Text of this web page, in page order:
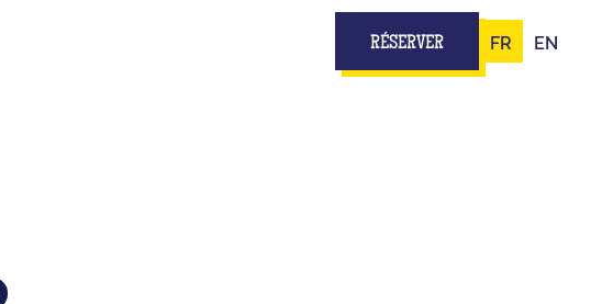
RÉSERVER FR EN